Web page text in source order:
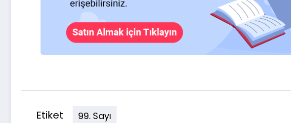
Etiket 99. Sayı